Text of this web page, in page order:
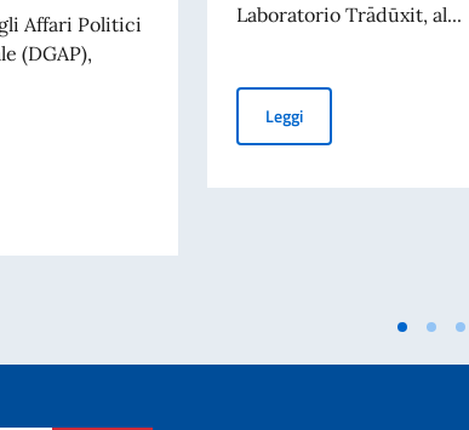
Affari Politici
(DGAP),
a soggetti privati per finalità di mantenimento della
Laboratorio Trādūxit, al...
LeggiTerza edizione di